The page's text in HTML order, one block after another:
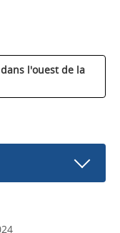
l'ouest de la